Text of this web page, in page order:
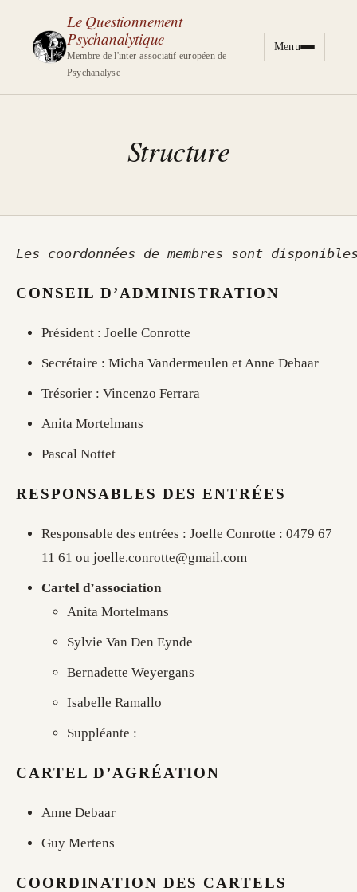
Le Questionnement
Psychanalytique
Membre de l'inter-associatif européen de
Psychanalyse
Aller au
Menu
Structure
Les coordonnées de membres sont
CONSEIL D’ADMINISTRATION
Président : Joelle Conrotte
Secrétaire : Micha Vandermeulen et Anne Debaar
Trésorier : Vincenzo Ferrara
Anita Mortelmans
Pascal Nottet
RESPONSABLES DES ENTRÉES
Responsable des entrées : Joelle Conrotte : 0479 67
11 61 ou joelle.conrotte@gmail.com
Cartel d’association
Anita Mortelmans
Sylvie Van Den Eynde
Bernadette Weyergans
Isabelle Ramallo
Suppléante :
CARTEL D’AGRÉATION
Anne Debaar
Guy Mertens
COORDINATION DES CARTELS